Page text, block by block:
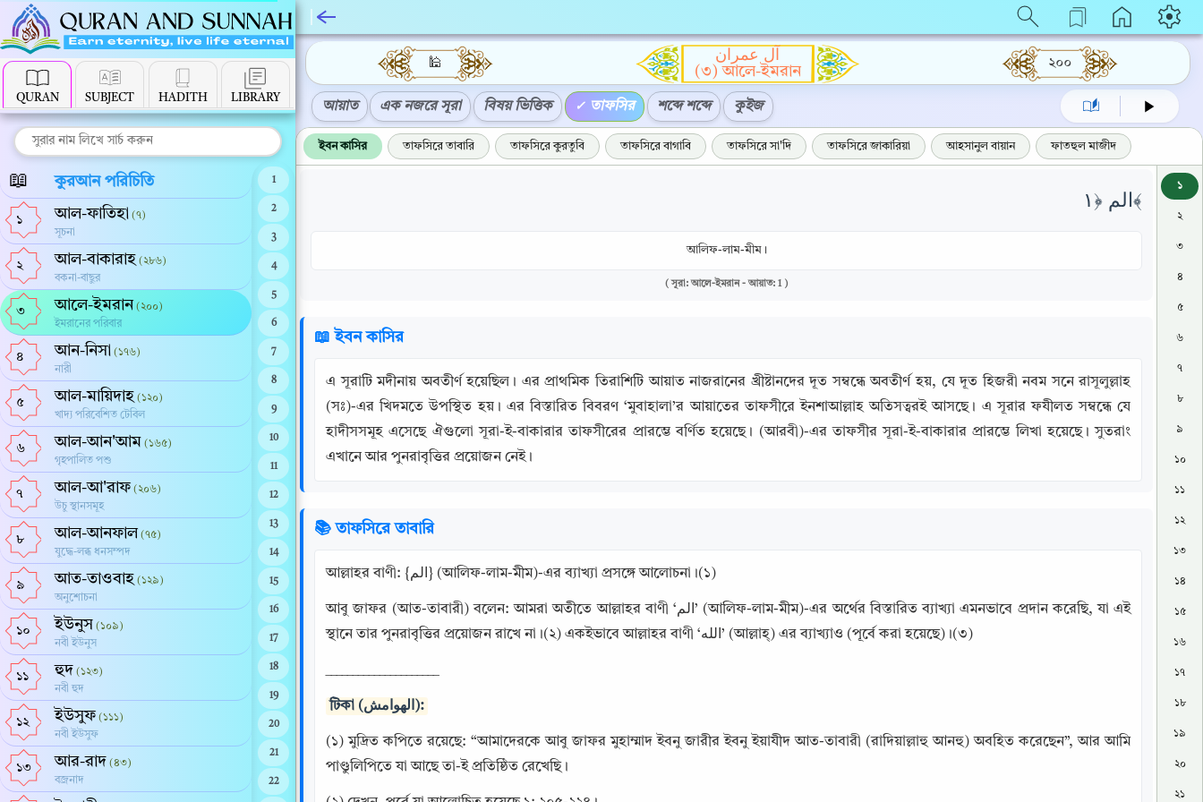
QURAN SUBJECT HADITH LIBRARY
📖 কুরআন পরিচিতি
১ আল-ফাতিহা (৭)
সূচনা
২ আল-বাকারাহ (২৮৬)
বকনা-বাছুর
৩ আলে-ইমরান (২০০)
ইমরানের পরিবার
৪ আন-নিসা (১৭৬)
নারী
৫ আল-মায়িদাহ (১২০)
খাদ্য পরিবেশিত টেবিল
৬ আল-আন'আম (১৬৫)
গৃহপালিত পশু
৭ আল-আ'রাফ (২০৬)
উচু স্থানসমূহ
৮ আল-আনফাল (৭৫)
যুদ্ধে-লব্ধ ধনসম্পদ
৯ আত-তাওবাহ (১২৯)
অনুশোচনা
১০ ইউনুস (১০৯)
নবী ইউনুস
১১ হুদ (১২৩)
নবী হুদ
১২ ইউসুফ (১১১)
নবী ইউসুফ
১৩ আর-রাদ (৪৩)
বজ্রনাদ
1
2
3
4
5
6
7
8
9
10
11
12
13
14
15
16
17
18
19
20
21
22
🕌
آل عمران
(৩) আলে-ইমরান
২০০
আয়াত এক নজরে সূরা বিষয় ভিত্তিক তাফসির শব্দে শব্দে কুইজ
ইবন কাসির তাফসিরে তাবারি তাফসিরে কুরতুবি তাফসিরে বাগাবি তাফসিরে সা'দি তাফসিরে জাকারিয়া আহসানুল বায়ান ফাতহুল মাজীদ
الم ﴿١﴾
আলিফ-লাম-মীম।
( সূরা: আলে-ইমরান - আয়াত: 1 )
📖 ইবন কাসির
এ সূরাটি মদীনায় অবতীর্ণ হয়েছিল। এর প্রাথমিক তিরাশিটি আয়াত নাজরানের খ্রীষ্টানদের দূত সম্বন্ধে অবতীর্ণ হয়, যে দূত হিজরী নবম সনে রাসূলুল্লাহ
(সঃ)-এর খিদমতে উপস্থিত হয়। এর বিস্তারিত বিবরণ ‘মুবাহালা’র আয়াতের তাফসীরে ইনশাআল্লাহ অতিসত্বরই আসছে। এ সূরার ফযীলত সম্বন্ধে যে
হাদীসসমূহ এসেছে ঐগুলো সূরা-ই-বাকারার তাফসীরের প্রারম্ভে বর্ণিত হয়েছে। (আরবী)-এর তাফসীর সূরা-ই-বাকারার প্রারম্ভে লিখা হয়েছে। সুতরাং
এখানে আর পুনরাবৃত্তির প্রয়োজন নেই।
📚 তাফসিরে তাবারি
আল্লাহর বাণী: {الم} (আলিফ-লাম-মীম)-এর ব্যাখ্যা প্রসঙ্গে আলোচনা।(১)
আবু জাফর (আত-তাবারী) বলেন: আমরা অতীতে আল্লাহর বাণী ‘الم’ (আলিফ-লাম-মীম)-এর অর্থের বিস্তারিত ব্যাখ্যা এমনভাবে প্রদান করেছি, যা এই
স্থানে তার পুনরাবৃত্তির প্রয়োজন রাখে না।(২) একইভাবে আল্লাহর বাণী ‘الله’ (আল্লাহ্‌) এর ব্যাখ্যাও (পূর্বে করা হয়েছে)।(৩)
টিকা (الهوامش):
(১) মুদ্রিত কপিতে রয়েছে: “আমাদেরকে আবু জাফর মুহাম্মাদ ইবনু জারীর ইবনু ইয়াযীদ আত-তাবারী (রাদিয়াল্লাহু আনহু) অবহিত করেছেন”, আর আমি
পাণ্ডুলিপিতে যা আছে তা-ই প্রতিষ্ঠিত রেখেছি।
১
২
৩
৪
৫
৬
৭
৮
৯
১০
১১
১২
১৩
১৪
১৫
১৬
১৭
১৮
১৯
২০
২১